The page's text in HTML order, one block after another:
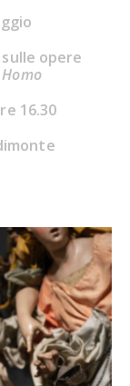
opere
16.30